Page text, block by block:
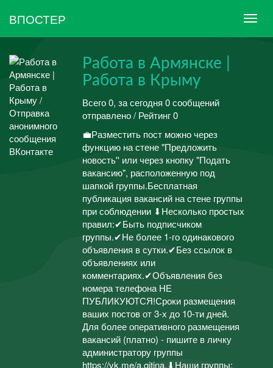
ВПОСТЕР
Работа в Армянске |
Работа в Крыму
Всего 0, за сегодня 0 сообщений
отправлено / Рейтинг 0
💼Разместить пост можно через
функцию на стене "Предложить
новость'' или через кнопку "Подать
вакансию", расположенную под
шапкой группы.Бесплатная
публикация вакансий на стене группы
при соблюдении ⬇Несколько простых
правил:✔Быть подписчиком
группы.✔Не более 1-го одинакового
объявления в сутки.✔Без ссылок в
объявлениях или
комментариях.✔Объявления без
номера телефона НЕ
ПУБЛИКУЮТСЯ!Сроки размещения
ваших постов от 3-х до 10-ти дней.
Для более оперативного размещения
вакансий (платно) - пишите в личку
администратору группы
https://vk.me/a.gitina.⬇Наши группы: